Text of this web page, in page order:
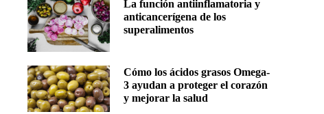
La función antiinflamatoria y
anticancerígena de los
superalimentos
Cómo los ácidos grasos Omega-
3 ayudan a proteger el corazón
y mejorar la salud